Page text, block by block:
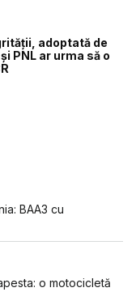
adoptată de
PNL ar urma să o
BAA3 cu
o motocicletă